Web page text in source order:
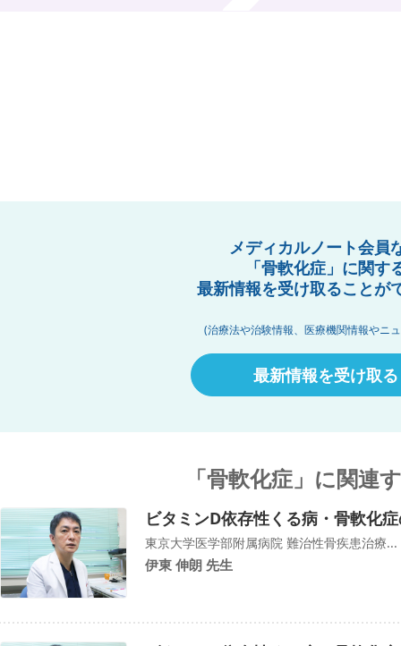
メディカルノート会員
「骨軟化症」に関す
最新情報を受け取ることが
(治療法や治験情報、医療機関情報やニ
最新情報を受け取る
「骨軟化症」に関連
ビタミンD依存性くる病・骨軟化
東京大学医学部附属病院 難治性骨疾患治療...
伊東 伸朗 先生